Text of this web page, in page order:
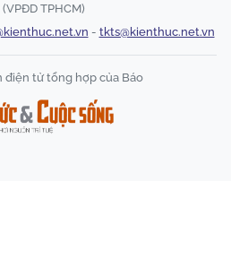
(VPĐD TPHCM)
- tkts@kienthuc.net.vn
điện tử tổng hợp của Báo